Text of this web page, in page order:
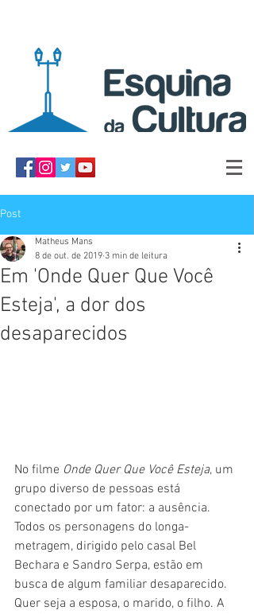
Post
Em 'Onde Quer Que Você
Esteja', a dor dos
desaparecidos
Matheus Mans
8 de out. de 2019 3 min de leitura
No filme Onde Quer Que Você Esteja, um
grupo diverso de pessoas está
conectado por um fator: a ausência.
Todos os personagens do longa-
metragem, dirigido pelo casal Bel
Bechara e Sandro Serpa, estão em
busca de algum familiar desaparecido.
Quer seja a esposa, o marido, o filho. A